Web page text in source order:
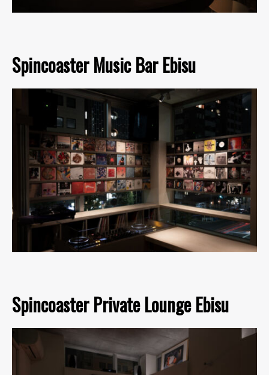
Spincoaster Music Bar Ebisu
Spincoaster Private Lounge Ebisu